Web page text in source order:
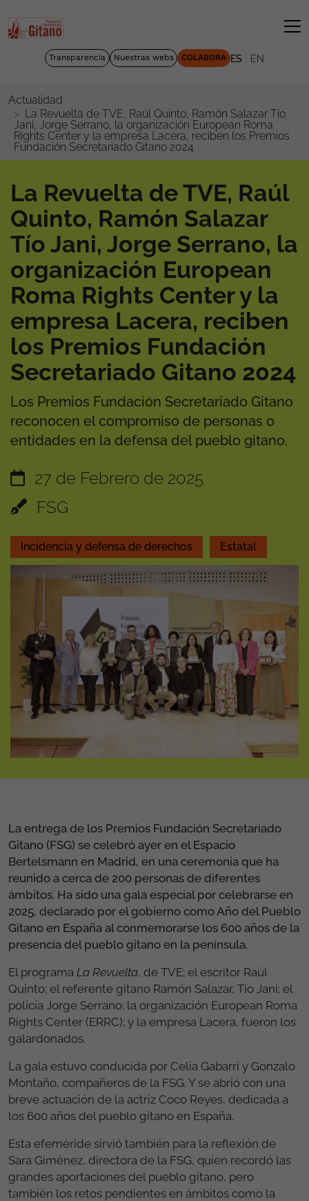
Transparencia Nuestras webs COLABORA ES EN
Actualidad
La Revuelta de TVE, Raúl Quinto, Ramón Salazar Tío
Jani, Jorge Serrano, la organización European Roma
Rights Center y la empresa Lacera, reciben los Premios
Fundación Secretariado Gitano 2024
La Revuelta de TVE, Raúl
Quinto, Ramón Salazar
Tío Jani, Jorge Serrano, la
organización European
Roma Rights Center y la
empresa Lacera, reciben
los Premios Fundación
Secretariado Gitano 2024
Los Premios Fundación Secretariado Gitano
reconocen el compromiso de personas o
entidades en la defensa del pueblo gitano.
27 de Febrero de 2025
FSG
Incidencia y defensa de derechos Estatal
La entrega de los Premios Fundación Secretariado
Gitano (FSG) se celebró ayer en el Espacio
Bertelsmann en Madrid, en una ceremonia que ha
reunido a cerca de 200 personas de diferentes
ámbitos. Ha sido una gala especial por celebrarse en
2025, declarado por el gobierno como Año del Pueblo
Gitano en España al conmemorarse los 600 años de la
presencia del pueblo gitano en la península.
El programa La Revuelta, de TVE; el escritor Raúl
Quinto; el referente gitano Ramón Salazar, Tío Jani; el
policía Jorge Serrano; la organización European Roma
Rights Center (ERRC); y la empresa Lacera, fueron los
galardonados.
La gala estuvo conducida por Celia Gabarri y Gonzalo
Montaño, compañeros de la FSG. Y se abrió con una
breve actuación de la actriz Coco Reyes, dedicada a
los 600 años del pueblo gitano en España.
Esta efeméride sirvió también para la reflexión de
Sara Giménez, directora de la FSG, quien recordó las
grandes aportaciones del pueblo gitano, pero
también los retos pendientes en ámbitos como la